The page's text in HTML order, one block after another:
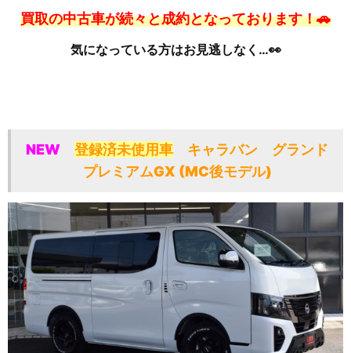
買取の中古車が続々と成約となっております！🚗
気になっている方はお見逃しなく…👀
NEW 登録済未使用車 キャラバン グランド
プレミアムGX (MC後モデル)